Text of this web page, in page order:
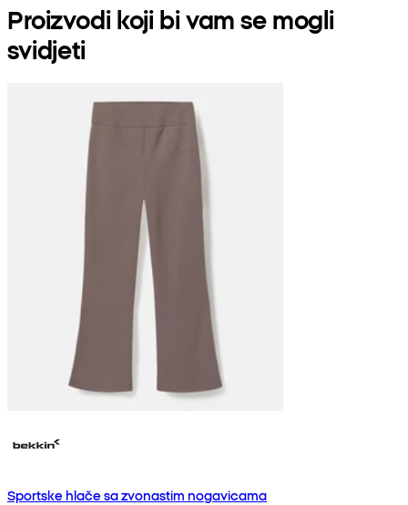
Proizvodi koji bi vam se mogli
svidjeti
Sportske hlače sa zvonastim nogavicama